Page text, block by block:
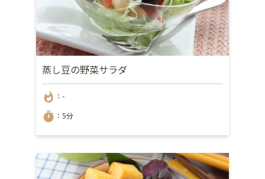
蒸し豆の野菜サラダ
whatshot ：-
timer ：5分